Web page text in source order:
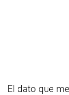
El dato que